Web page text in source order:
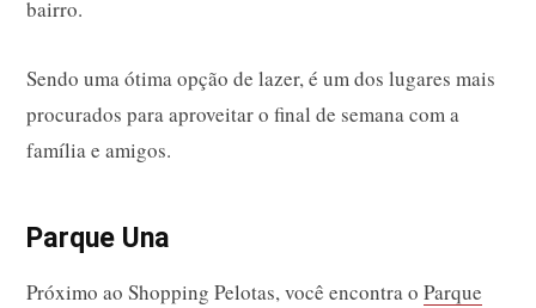
bairro.
Sendo uma ótima opção de lazer, é um dos lugares mais
procurados para aproveitar o final de semana com a
família e amigos.
Parque Una
Próximo ao Shopping Pelotas, você encontra o Parque